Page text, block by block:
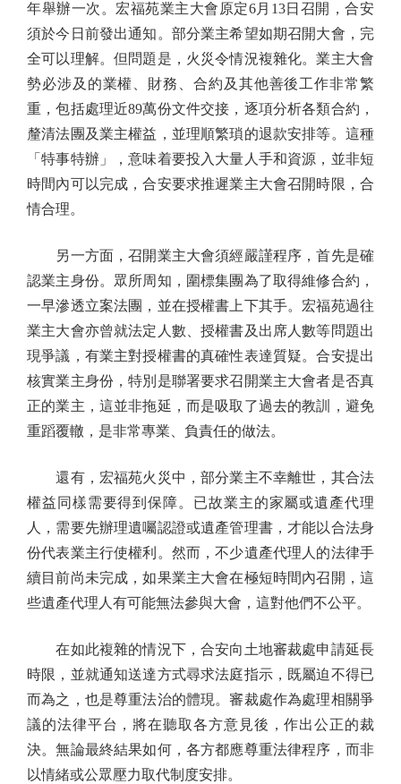
年舉辦一次。宏福苑業主大會原定6月13日召開，合安
須於今日前發出通知。部分業主希望如期召開大會，完
全可以理解。但問題是，火災令情況複雜化。業主大會
勢必涉及的業權、財務、合約及其他善後工作非常繁
重，包括處理近89萬份文件交接，逐項分析各類合約，
釐清法團及業主權益，並理順繁瑣的退款安排等。這種
「特事特辦」，意味着要投入大量人手和資源，並非短
時間內可以完成，合安要求推遲業主大會召開時限，合
情合理。
另一方面，召開業主大會須經嚴謹程序，首先是確
認業主身份。眾所周知，圍標集團為了取得維修合約，
一早滲透立案法團，並在授權書上下其手。宏福苑過往
業主大會亦曾就法定人數、授權書及出席人數等問題出
現爭議，有業主對授權書的真確性表達質疑。合安提出
核實業主身份，特別是聯署要求召開業主大會者是否真
正的業主，這並非拖延，而是吸取了過去的教訓，避免
重蹈覆轍，是非常專業、負責任的做法。
還有，宏福苑火災中，部分業主不幸離世，其合法
權益同樣需要得到保障。已故業主的家屬或遺產代理
人，需要先辦理遺囑認證或遺產管理書，才能以合法身
份代表業主行使權利。然而，不少遺產代理人的法律手
續目前尚未完成，如果業主大會在極短時間內召開，這
些遺產代理人有可能無法參與大會，這對他們不公平。
在如此複雜的情況下，合安向土地審裁處申請延長
時限，並就通知送達方式尋求法庭指示，既屬迫不得已
而為之，也是尊重法治的體現。審裁處作為處理相關爭
議的法律平台，將在聽取各方意見後，作出公正的裁
決。無論最終結果如何，各方都應尊重法律程序，而非
以情緒或公眾壓力取代制度安排。